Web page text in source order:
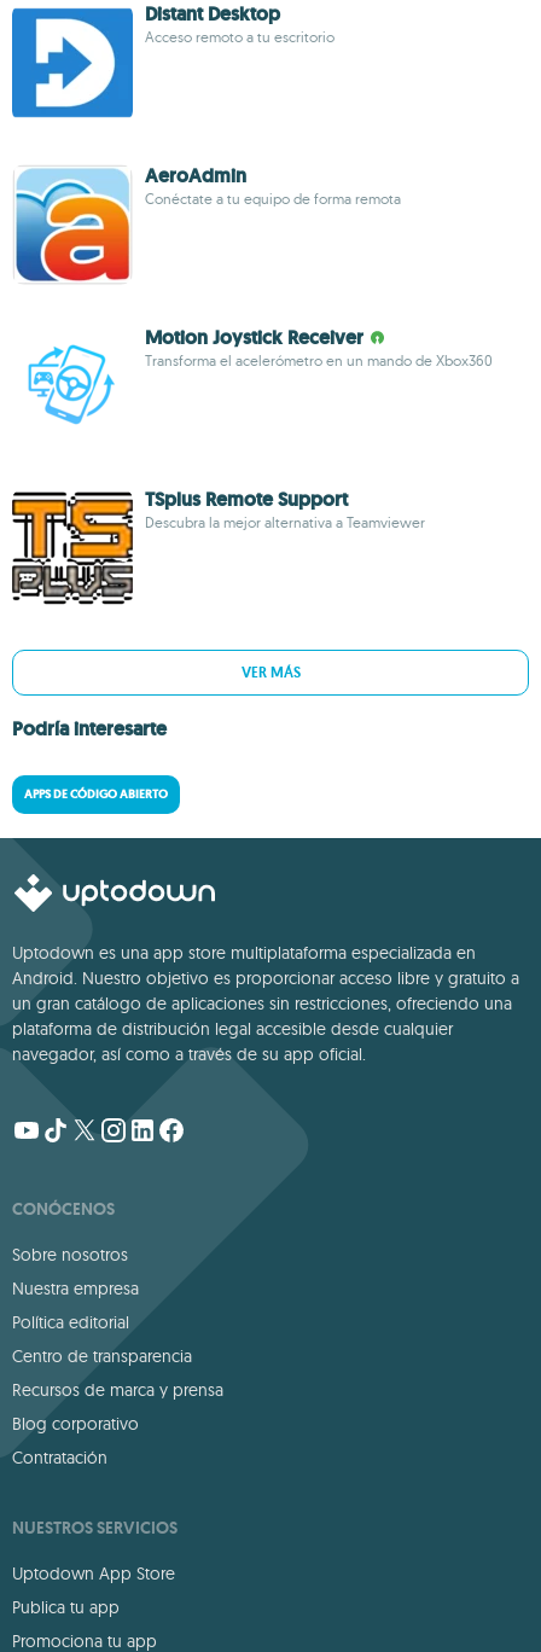
Distant Desktop
Acceso remoto a tu escritorio
AeroAdmin
Conéctate a tu equipo de forma remota
Motion Joystick Receiver
Transforma el acelerómetro en un mando de Xbox360
TSplus Remote Support
Descubra la mejor alternativa a Teamviewer
VER MÁS
Podría interesarte
APPS DE CÓDIGO ABIERTO
Uptodown es una app store multiplataforma especializada en
Android. Nuestro objetivo es proporcionar acceso libre y gratuito a
un gran catálogo de aplicaciones sin restricciones, ofreciendo una
plataforma de distribución legal accesible desde cualquier
navegador, así como a través de su app oficial.
CONÓCENOS
Sobre nosotros
Nuestra empresa
Política editorial
Centro de transparencia
Recursos de marca y prensa
Blog corporativo
Contratación
NUESTROS SERVICIOS
Uptodown App Store
Publica tu app
Promociona tu app